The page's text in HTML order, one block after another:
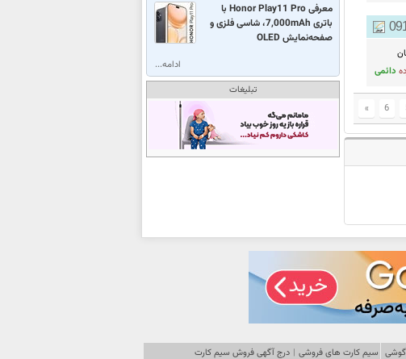
دائمی
6
»
معرفی Honor Play11 Pro با
باتری 7,000mAh، شاسی فلزی و
صفحه‌نمایش OLED
ادامه...
تبلیغات
سیم کارت های فروشی | درج آگهی فروش سیم کارت